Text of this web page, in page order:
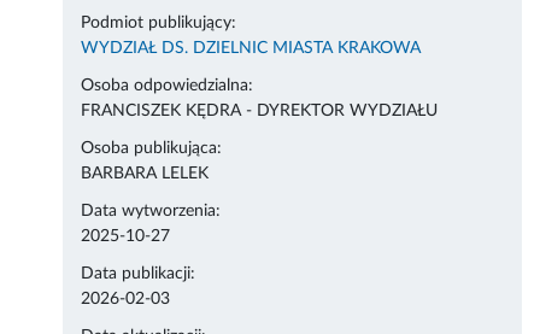
Podmiot publikujący:
WYDZIAŁ DS. DZIELNIC MIASTA KRAKOWA
Osoba odpowiedzialna:
FRANCISZEK KĘDRA - DYREKTOR WYDZIAŁU
Osoba publikująca:
BARBARA LELEK
Data wytworzenia:
2025-10-27
Data publikacji:
2026-02-03